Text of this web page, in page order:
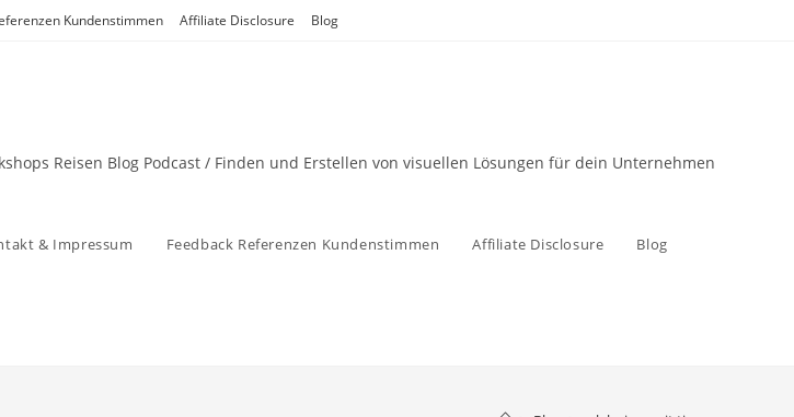
Kundenstimmen Affiliate Disclosure Blog
Reisen Blog Podcast / Finden und Erstellen von visuellen Lösungen für dein Unternehmen
& Impressum Feedback Referenzen Kundenstimmen Affiliate Disclosure Blog